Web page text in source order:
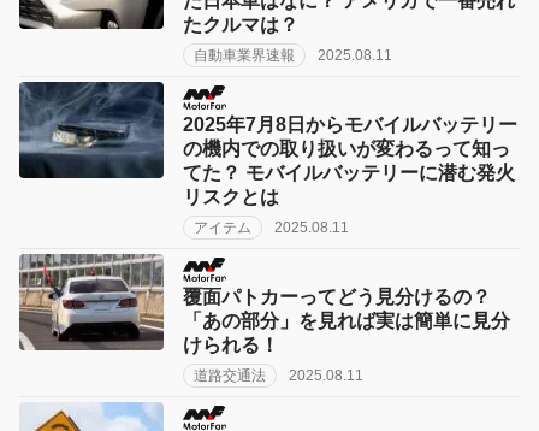
たクルマは？
自動車業界速報 2025.08.11
2025年7月8日からモバイルバッテリー
の機内での取り扱いが変わるって知っ
てた？ モバイルバッテリーに潜む発火
リスクとは
アイテム 2025.08.11
覆面パトカーってどう見分けるの？
「あの部分」を見れば実は簡単に見分
けられる！
道路交通法 2025.08.11